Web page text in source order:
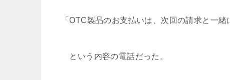
「OTC製品のお支払いは、次回の請求と一
という内容の電話だった。